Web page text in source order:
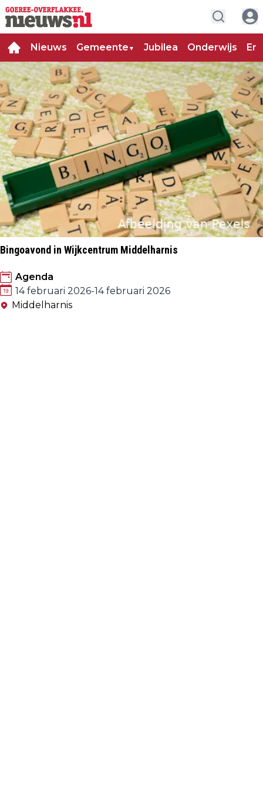
Nieuws Gemeente ▼ Jubilea Onderwijs
Bingoavond in Wijkcentrum Middelharnis
Agenda
14 februari 2026-14 februari 2026
Middelharnis